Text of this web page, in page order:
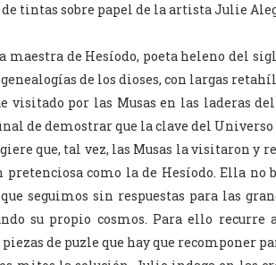
tintas sobre papel de la artista Julie
maestra de Hesíodo, poeta heleno
de los dioses, con largas
visitado por las Musas en las laderas
de demostrar que la clave del
que, tal vez, las Musas la visitaron
pretenciosa como la de Hesíodo. Ella
seguimos sin respuestas para las
su propio cosmos. Para ello
de puzle que hay que recomponer